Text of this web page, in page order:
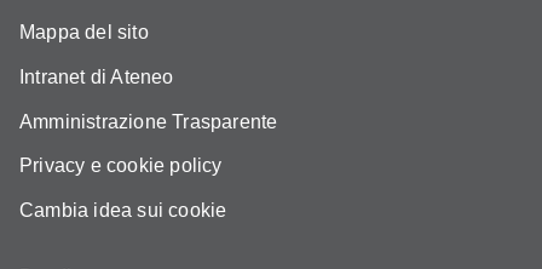
Mappa del sito
Intranet di Ateneo
Amministrazione Trasparente
Privacy e cookie policy
Cambia idea sui cookie